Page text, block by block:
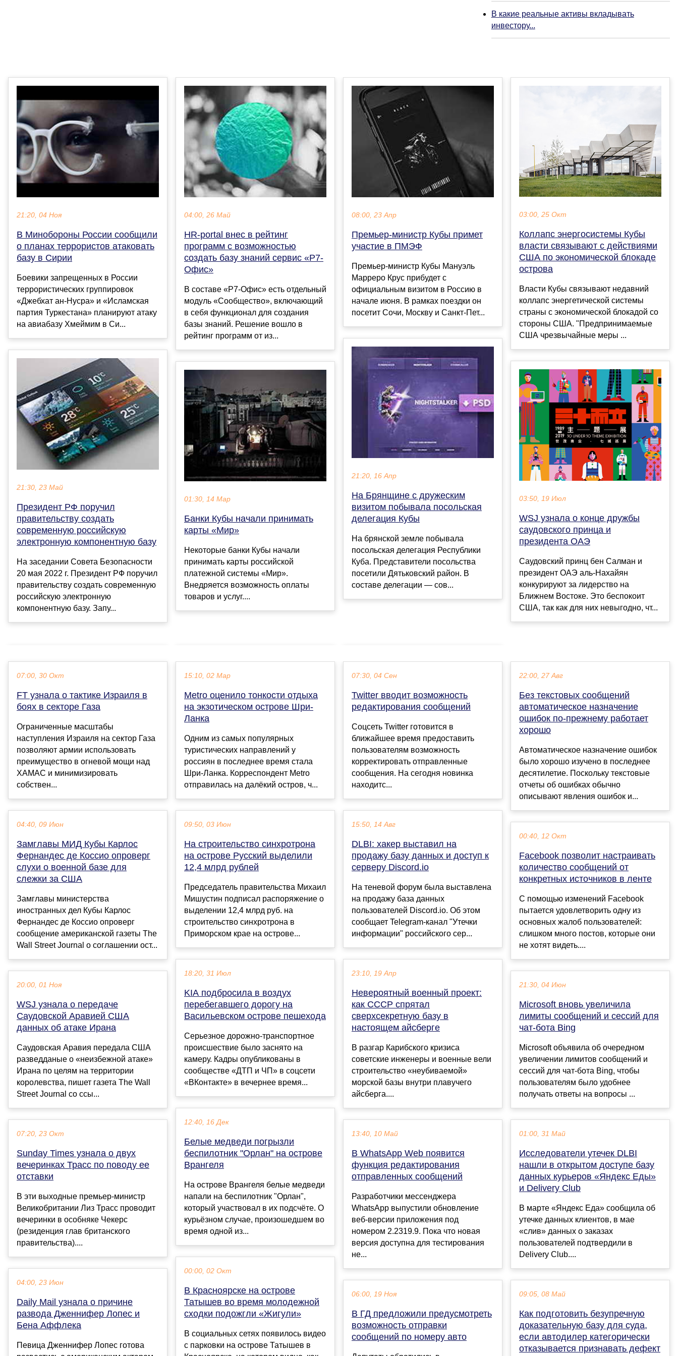
В какие реальные активы вкладывать
инвестору...
21:20, 04 Ноя
В Минобороны России сообщили
о планах террористов атаковать
базу в Сирии
Боевики запрещенных в России
террористических группировок
«Джебхат ан-Нусра» и «Исламская
партия Туркестана» планируют атаку
на авиабазу Хмеймим в Си...
21:30, 23 Май
Президент РФ поручил
правительству создать
современную российскую
электронную компонентную базу
На заседании Совета Безопасности
20 мая 2022 г. Президент РФ поручил
правительству создать современную
российскую электронную
компонентную базу. Запу...
04:00, 26 Май
HR-portal внес в рейтинг
программ с возможностью
создать базу знаний сервис «Р7-
Офис»
В составе «Р7-Офис» есть отдельный
модуль «Сообщество», включающий
в себя функционал для создания
базы знаний. Решение вошло в
рейтинг программ от из...
01:30, 14 Мар
Банки Кубы начали принимать
карты «Мир»
Некоторые банки Кубы начали
принимать карты российской
платежной системы «Мир».
Внедряется возможность оплаты
товаров и услуг....
08:00, 23 Апр
Премьер-министр Кубы примет
участие в ПМЭФ
Премьер-министр Кубы Мануэль
Марреро Крус прибудет с
официальным визитом в Россию в
начале июня. В рамках поездки он
посетит Сочи, Москву и Санкт-Пет...
21:20, 16 Апр
На Брянщине с дружеским
визитом побывала посольская
делегация Кубы
На брянской земле побывала
посольская делегация Республики
Куба. Представители посольства
посетили Дятьковский район. В
составе делегации — сов...
03:00, 25 Окт
Коллапс энергосистемы Кубы
власти связывают с действиями
США по экономической блокаде
острова
Власти Кубы связывают недавний
коллапс энергетической системы
страны с экономической блокадой со
стороны США. "Предпринимаемые
США чрезвычайные меры ...
03:50, 19 Июл
WSJ узнала о конце дружбы
саудовского принца и
президента ОАЭ
Саудовский принц бен Салман и
президент ОАЭ аль-Нахайян
конкурируют за лидерство на
Ближнем Востоке. Это беспокоит
США, так как для них невыгодно, чт...
07:00, 30 Окт
FT узнала о тактике Израиля в
боях в секторе Газа
Ограниченные масштабы
наступления Израиля на сектор Газа
позволяют армии использовать
преимущество в огневой мощи над
ХАМАС и минимизировать
собствен...
04:40, 09 Июн
Замглавы МИД Кубы Карлос
Фернандес де Коссио опроверг
слухи о военной базе для
слежки за США
Замглавы министерства
иностранных дел Кубы Карлос
Фернандес де Коссио опроверг
сообщение американской газеты The
Wall Street Journal о соглашении ост...
20:00, 01 Ноя
WSJ узнала о передаче
Саудовской Аравией США
данных об атаке Ирана
Саудовская Аравия передала США
разведданые о «неизбежной атаке»
Ирана по целям на территории
королевства, пишет газета The Wall
Street Journal со ссы...
07:20, 23 Окт
Sunday Times узнала о двух
вечеринках Трасс по поводу ее
отставки
В эти выходные премьер-министр
Великобритании Лиз Трасс проводит
вечеринки в особняке Чекерс
(резиденция глав британского
правительства)....
04:00, 23 Июн
Daily Mail узнала о причине
развода Дженнифер Лопес и
Бена Аффлека
Певица Дженнифер Лопес готова
15:10, 02 Мар
Metro оценило тонкости отдыха
на экзотическом острове Шри-
Ланка
Одним из самых популярных
туристических направлений у
россиян в последнее время стала
Шри-Ланка. Корреспондент Metro
отправилась на далёкий остров, ч...
09:50, 03 Июн
На строительство синхротрона
на острове Русский выделили
12,4 млрд рублей
Председатель правительства Михаил
Мишустин подписал распоряжение о
выделении 12,4 млрд руб. на
строительство синхротрона в
Приморском крае на острове...
18:20, 31 Июл
KIA подбросила в воздух
перебегавшего дорогу на
Васильевском острове пешехода
Серьезное дорожно-транспортное
происшествие было заснято на
камеру. Кадры опубликованы в
сообществе «ДТП и ЧП» в соцсети
«ВКонтакте» в вечернее время...
12:40, 16 Дек
Белые медведи погрызли
беспилотник "Орлан" на острове
Врангеля
На острове Врангеля белые медведи
напали на беспилотник "Орлан",
который участвовал в их подсчёте. О
курьёзном случае, произошедшем во
время одной из...
00:00, 02 Окт
В Красноярске на острове
Татышев во время молодежной
сходки подожгли «Жигули»
В социальных сетях появилось видео
с парковки на острове Татышев в
07:30, 04 Сен
Twitter вводит возможность
редактирования сообщений
Соцсеть Twitter готовится в
ближайшее время предоставить
пользователям возможность
корректировать отправленные
сообщения. На сегодня новинка
находитс...
15:50, 14 Авг
DLBI: хакер выставил на
продажу базу данных и доступ к
серверу Discord.io
На теневой форум была выставлена
на продажу база данных
пользователей Discord.io. Об этом
сообщает Telegram-канал "Утечки
информации" российского сер...
23:10, 19 Апр
Невероятный военный проект:
как СССР спрятал
сверхсекретную базу в
настоящем айсберге
В разгар Карибского кризиса
советские инженеры и военные вели
строительство «неубиваемой»
морской базы внутри плавучего
айсберга....
13:40, 10 Май
В WhatsApp Web появится
функция редактирования
отправленных сообщений
Разработчики мессенджера
WhatsApp выпустили обновление
веб-версии приложения под
номером 2.2319.9. Пока что новая
версия доступна для тестирования
не...
06:00, 19 Ноя
В ГД предложили предусмотреть
возможность отправки
сообщений по номеру авто
22:00, 27 Авг
Без текстовых сообщений
автоматическое назначение
ошибок по-прежнему работает
хорошо
Автоматическое назначение ошибок
было хорошо изучено в последнее
десятилетие. Поскольку текстовые
отчеты об ошибках обычно
описывают явления ошибок и...
00:40, 12 Окт
Facebook позволит настраивать
количество сообщений от
конкретных источников в ленте
С помощью изменений Facebook
пытается удовлетворить одну из
основных жалоб пользователей:
слишком много постов, которые они
не хотят видеть....
21:30, 04 Июн
Microsoft вновь увеличила
лимиты сообщений и сессий для
чат-бота Bing
Microsoft объявила об очередном
увеличении лимитов сообщений и
сессий для чат-бота Bing, чтобы
пользователям было удобнее
получать ответы на вопросы ...
01:00, 31 Май
Исследователи утечек DLBI
нашли в открытом доступе базу
данных курьеров «Яндекс Еды»
и Delivery Club
В марте «Яндекс Еда» сообщила об
утечке данных клиентов, в мае
«слив» данных о заказах
пользователей подтвердили в
Delivery Club....
09:05, 08 Май
Как подготовить безупречную
доказательную базу для суда,
если автодилер категорически
отказывается признавать дефект